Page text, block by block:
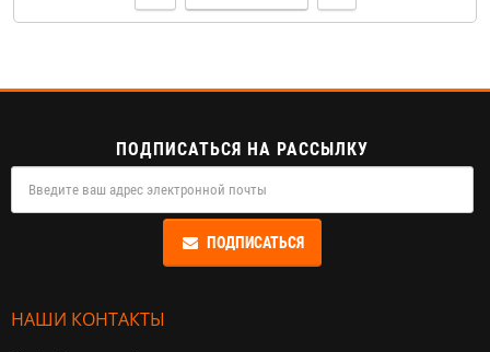
ПОДПИСАТЬСЯ НА РАССЫЛКУ
ПОДПИСАТЬСЯ
НАШИ КОНТАКТЫ